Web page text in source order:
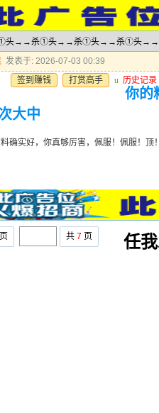
杀①头→→杀①头→→杀①头→→杀①头→→
发表于: 2026-07-03 00:39
签到赚钱
打赏高手 u 历史记录
你的
大中
确实好，你真够厉害，佩服！佩服！顶
共 7 页 任我